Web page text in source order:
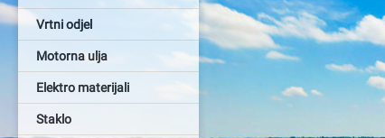
Vrtni odjel
Motorna ulja
Elektro materijali
Staklo